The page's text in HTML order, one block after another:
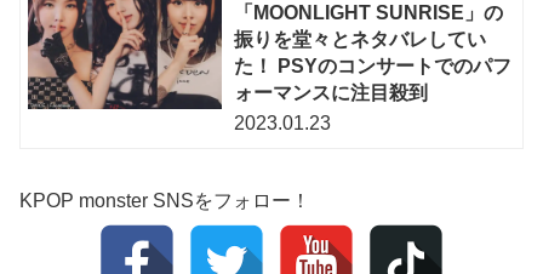
「MOONLIGHT SUNRISE」の
振りを堂々とネタバレしてい
た！ PSYのコンサートでのパフ
ォーマンスに注目殺到
2023.01.23
KPOP monster SNSをフォロー！